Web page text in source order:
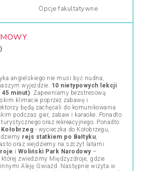
Opcje fakultatywne
angielskiego nie musi być nudna,
wyjeździe. 10 nietypowych lekcji
minut). Zapewniamy bezstresową
klimacie poprzez zabawę i
będą zachęcali do komunikowania
podczas gier, zabaw i karaoke. Ponadto
oraz rekreacyjnego. Ponadto
Kołobrzeg - wycieczka do Kołobrzegu,
rejs statkiem po Bałtyku,
oraz wejdziemy na szczyt latarni
i Woliński Park Narodowy–
zwiedzimy Międzyzdroje, gdzie
Aleję Gwiazd. Następnie wizyta w